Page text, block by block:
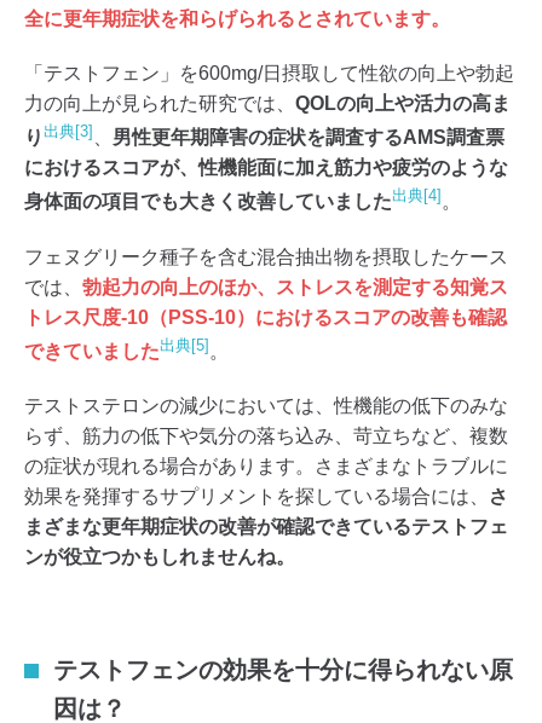
全に更年期症状を和らげられるとされています。
「テストフェン」を600mg/日摂取して性欲の向上や勃起
力の向上が見られた研究では、 QOLの向上や活力の高ま
り 出典[3]
男性更年期障害の症状を調査するAMS調査票
におけるスコアが、性機能面に加え筋力や疲労のような
身体面の項目でも大きく改善していました出典[4] 。
フェヌグリーク種子を含む混合抽出物を摂取したケース
では、 勃起力の向上のほか、ストレスを測定する知覚ス
トレス尺度-10（PSS-10）におけるスコアの改善も確認
できていました出典[5] 。
テストステロンの減少においては、性機能の低下のみな
らず、筋力の低下や気分の落ち込み、苛立ちなど、複数
の症状が現れる場合があります。さまざまなトラブルに
効果を発揮するサプリメントを探している場合には、
さ
まざまな更年期症状の改善が確認できているテストフェ
ンが役立つかもしれませんね。
テストフェンの効果を十分に得られない原
因は？